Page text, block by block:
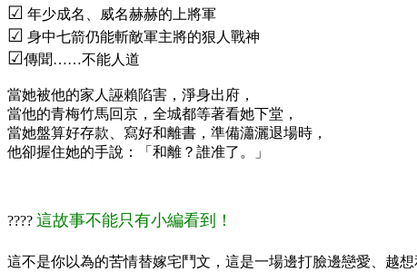
☑ 年少成名、威名赫赫的上將軍
☑ 身中七箭仍能斬敵軍主將的狠人戰神
☑傳聞……不能人道
當她被他的家人誣賴陷害，淨身出府，
當他的青梅竹馬回京，全城都等著看她下堂，
當她盤算好存款、寫好和離書，準備瀟灑退場時，
他卻握住她的手說：「和離？誰准了。」
????​​​ 這故事不能只有小編看到！
這不是你以為的苦情替嫁宅鬥文，這是一場邊打臉邊戀愛、越